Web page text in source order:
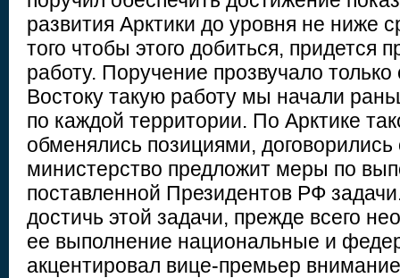
развития Арктики до уровня не ниже
того чтобы этого добиться, придется
работу. Поручение прозвучало
Востоку такую работу мы начали
по каждой территории. По Арктике
обменялись позициями, договорились
министерство предложит меры по
поставленной Президентов РФ
достичь этой задачи, прежде всего
ее выполнение национальные и
акцентировал вице-премьер